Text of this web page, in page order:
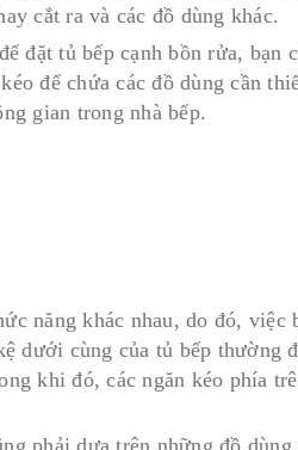
cắt ra và các đồ dùng khác.
đặt tủ bếp cạnh bồn rửa, bạn
để chứa các đồ dùng cần
gian trong nhà bếp.
năng khác nhau, do đó, việc
dưới cùng của tủ bếp thường
khi đó, các ngăn kéo phía